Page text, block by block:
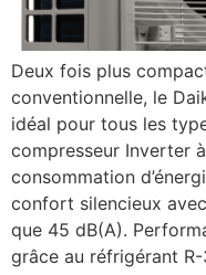
Deux fois plus
conventionnelle, le
idéal pour tous les
compresseur Inverter
consommation
confort silencieux
que 45 dB(A).
grâce au réfrigérant R-